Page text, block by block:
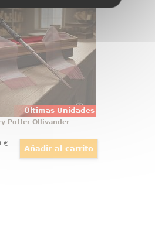
Últimas Unidades
colección en
presencia propia
vistazo. Esta
Potter a escala
acabado cuidado
Potter Ollivander
€